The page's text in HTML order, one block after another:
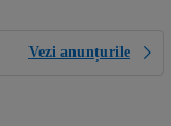
Vezi anunțurile